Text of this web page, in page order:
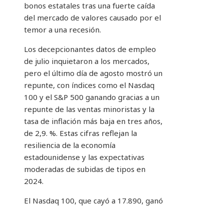
bonos estatales tras una fuerte caída
del mercado de valores causado por el
temor a una recesión.
Los decepcionantes datos de empleo
de julio inquietaron a los mercados,
pero el último día de agosto mostró un
repunte, con índices como el Nasdaq
100 y el S&P 500 ganando gracias a un
repunte de las ventas minoristas y la
tasa de inflación más baja en tres años,
de 2,9. %. Estas cifras reflejan la
resiliencia de la economía
estadounidense y las expectativas
moderadas de subidas de tipos en
2024.
El Nasdaq 100, que cayó a 17.890, ganó